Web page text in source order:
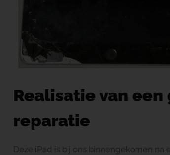
Realisatie van
reparatie
Deze iPad is bij ons binnengekomen na